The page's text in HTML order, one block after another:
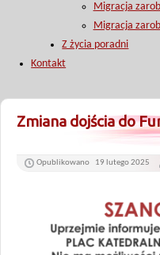
Migracja
Migracja
Z życia poradni
Kontakt
Zmiana dojścia do
Opublikowano 19 lutego 2025